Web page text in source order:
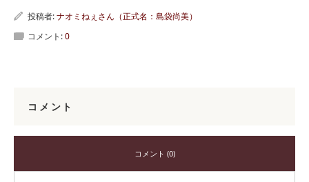
投稿者:ナオミねぇさん（正式名：島袋尚美）
コメント:0
コメント
コメント (0)